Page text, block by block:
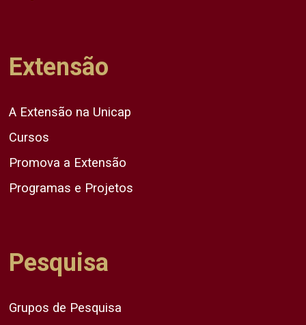
Extensão
A Extensão na Unicap
Cursos
Promova a Extensão
Programas e Projetos
Pesquisa
Grupos de Pesquisa